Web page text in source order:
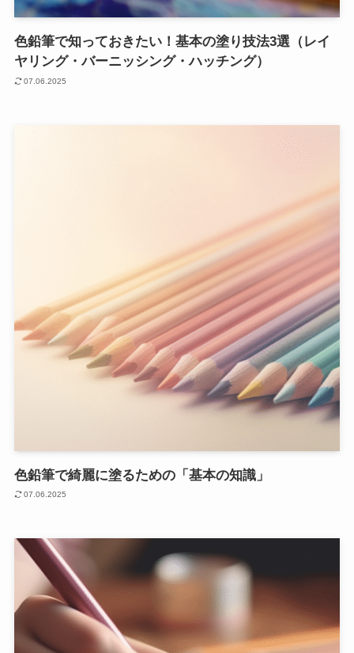
色鉛筆で知っておきたい！基本の塗り技法3選（レイ
ヤリング・バーニッシング・ハッチング）
07.06.2025
色鉛筆で綺麗に塗るための「基本の知識」
07.06.2025